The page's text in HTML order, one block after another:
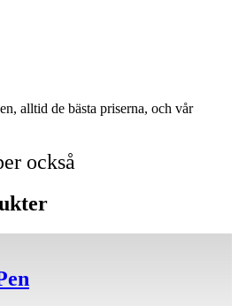
alltid de bästa priserna, och vår
också